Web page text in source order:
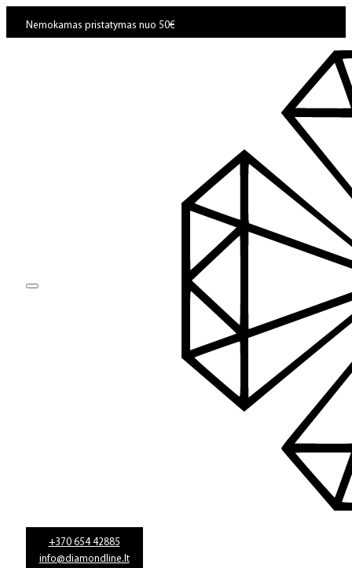
Nemokamas pristatymas nuo 50€
+370 654 42885
info@diamondline.lt